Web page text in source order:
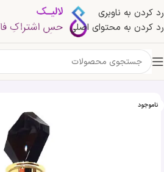
رد کردن به ناوبری
رد کردن به محتوای اصلی
خانه »فروشگاه »ادو پرفیوم گلاموروس گرل | Glamorous Girl حجم 100 میلی لیتر
ناموجود